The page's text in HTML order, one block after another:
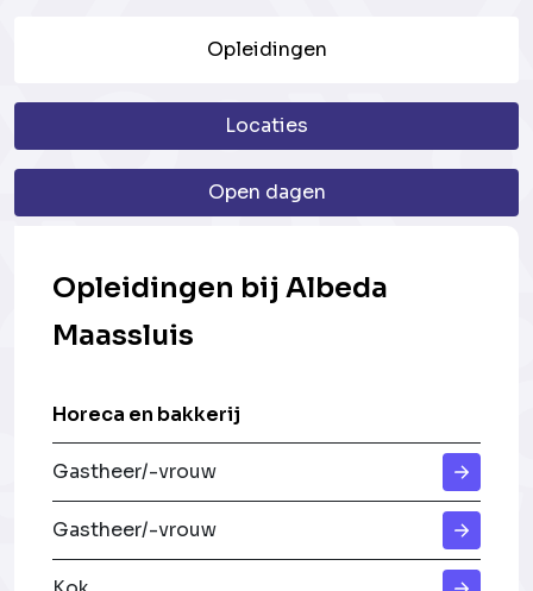
Opleidingen
Locaties
Open dagen
Opleidingen bij Albeda
Maassluis
Horeca en bakkerij
Gastheer/-vrouw
Gastheer/-vrouw